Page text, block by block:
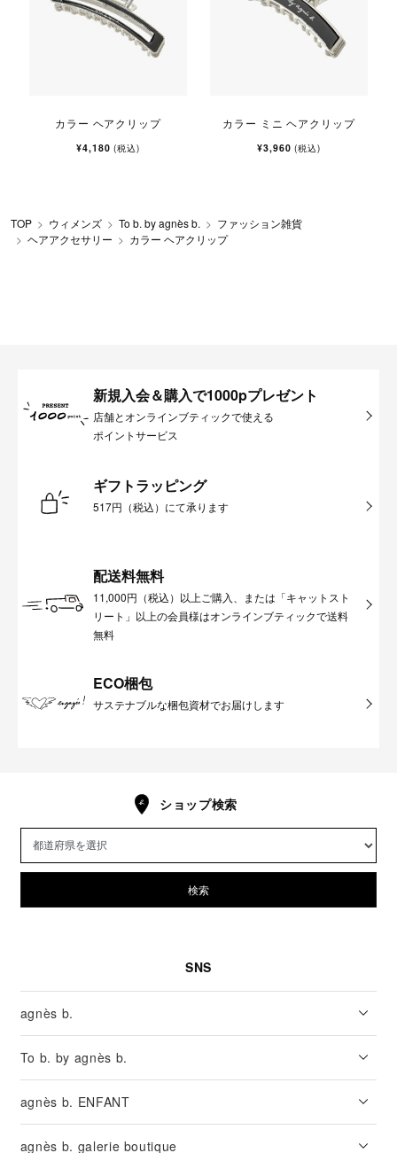
カラー ヘアクリップ
¥4,180(税込)
カラー ミニ ヘアクリップ
¥3,960(税込)
TOP ウィメンズ To b. by agnès b.
ファッション雑貨
ヘアアクセサリー
カラー ヘアクリップ
新規入会＆購入で1000pプレゼント
店舗とオンラインブティックで使える
ポイントサービス
ギフトラッピング
517円（税込）にて承ります
配送料無料
11,000円（税込）以上ご購入、または「キャットスト
リート」以上の会員様はオンラインブティックで送料
無料
ECO梱包
サステナブルな梱包資材でお届けします
ショップ検索
検索
SNS
agnès b.
To b. by agnès b.
agnès b. ENFANT
agnès b. galerie boutique